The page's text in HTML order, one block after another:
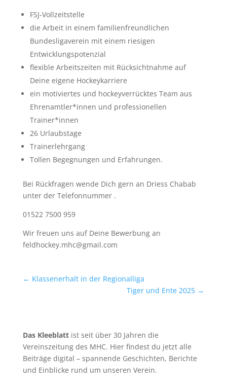
FSJ-Vollzeitstelle
die Arbeit in einem familienfreundlichen
Bundesligaverein mit einem riesigen
Entwicklungspotenzial
flexible Arbeitszeiten mit Rücksichtnahme auf
Deine eigene Hockeykarriere
ein motiviertes und hockeyverrücktes Team aus
Ehrenamtler*innen und professionellen
Trainer*innen
26 Urlaubstage
Trainerlehrgang
Tollen Begegnungen und Erfahrungen.
Bei Rückfragen wende Dich gern an Driess Chabab
unter der Telefonnummer .
01522 7500 959
Wir freuen uns auf Deine Bewerbung an
feldhockey.mhc@gmail.com
← Klassenerhalt in der Regionalliga
Tiger und Ente 2025 →
Das Kleeblattist seit über 30 Jahren die
Vereinszeitung des MHC. Hier findest du jetzt alle
Beiträge digital – spannende Geschichten, Berichte
und Einblicke rund um unseren Verein.